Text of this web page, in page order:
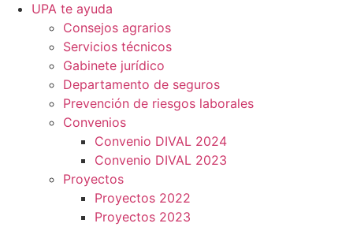
UPA te ayuda
Consejos agrarios
Servicios técnicos
Gabinete jurídico
Departamento de seguros
Prevención de riesgos laborales
Convenios
Convenio DIVAL 2024
Convenio DIVAL 2023
Proyectos
Proyectos 2022
Proyectos 2023